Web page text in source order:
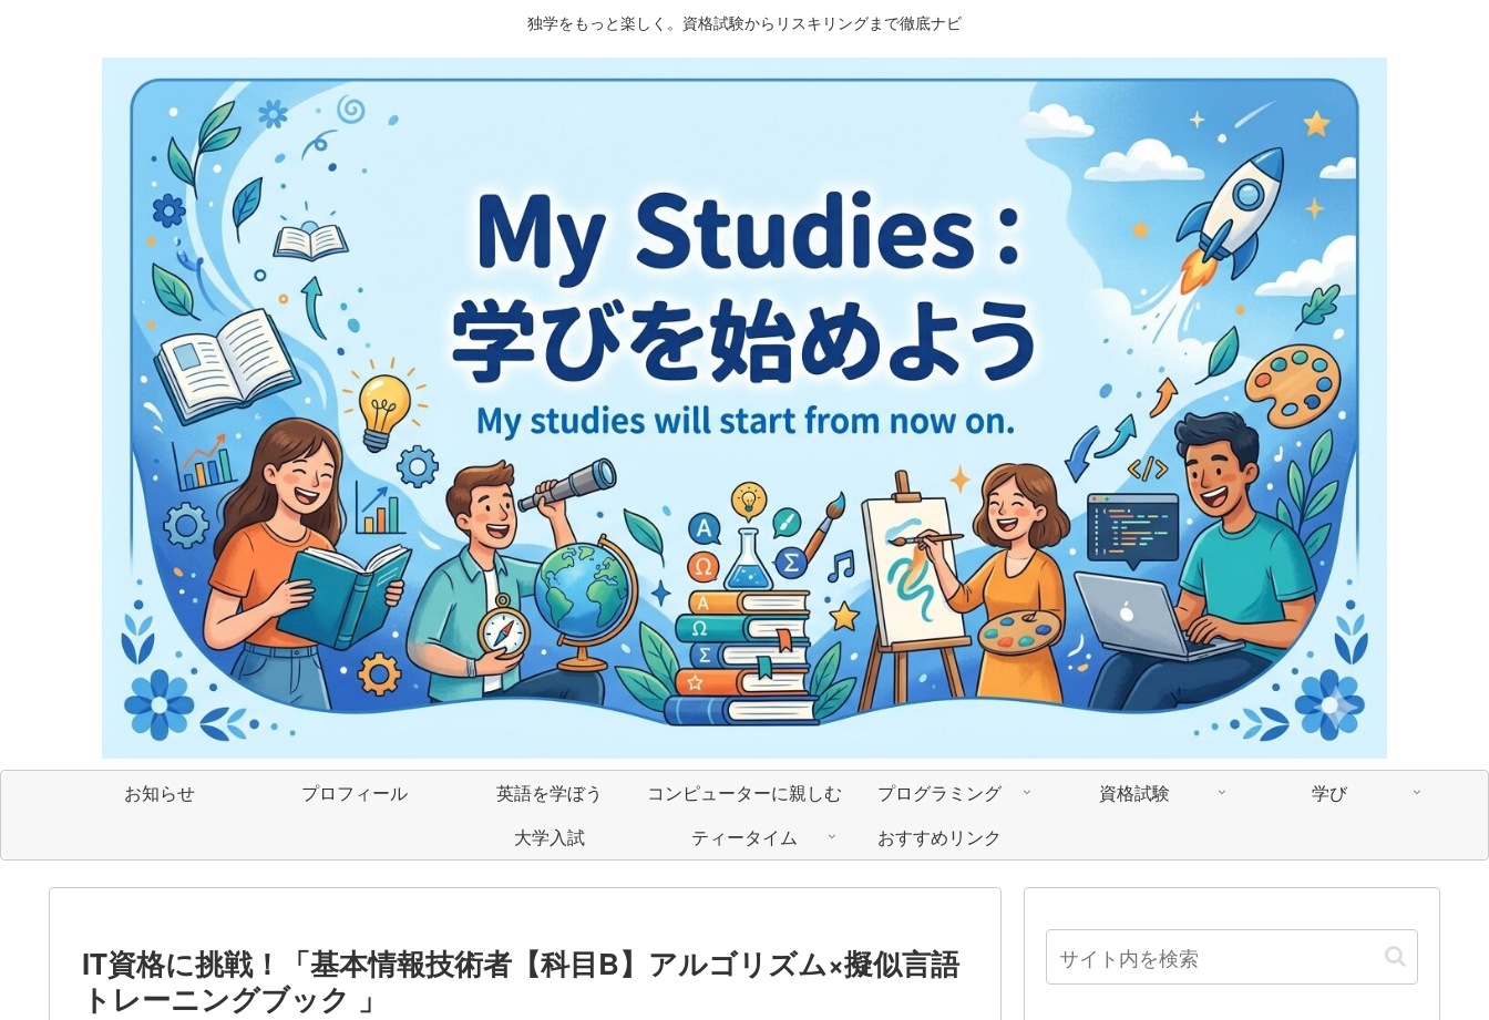
独学をもっと楽しく。資格試験からリスキリングまで徹底ナビ
お知らせ プロフィール 英語を学ぼう コンピューターに親しむ プログラミング 資格試験
学び
大学入試
ティータイム おすすめリンク
IT資格に挑戦！「基本情報技術者【科目B】アルゴリズム×擬似言語
トレーニングブック 」